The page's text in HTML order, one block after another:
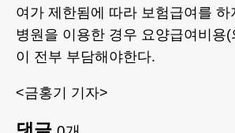
여가 제한됨에 따라 보험급여를 하
병원을 이용한 경우 요양급여비용
이 전부 부담해야한다.
<금홍기 기자>